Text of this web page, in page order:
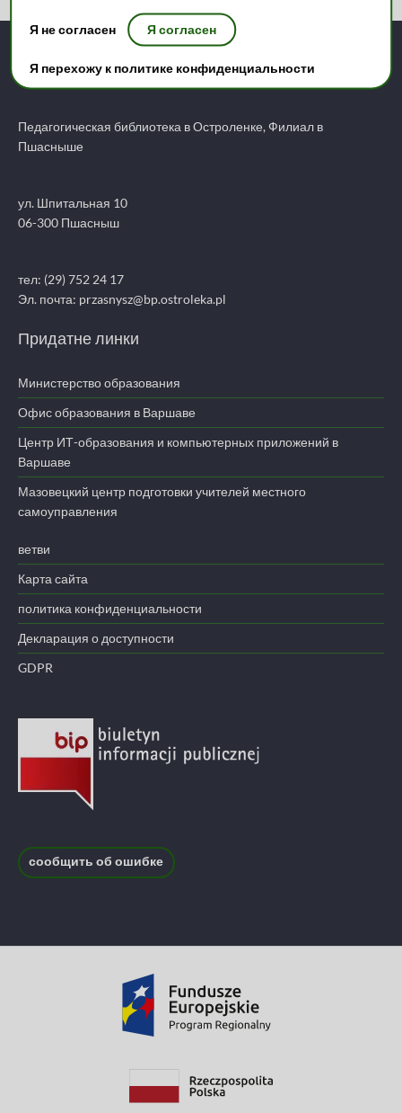
контакт:
Педагогическая библиотека в Остроленке, Филиал в
Пшасныше
ул. Шпитальная 10
06-300 Пшасныш
тел: (29) 752 24 17
Эл. почта: przasnysz@bp.ostroleka.pl
Придатне линки
Министерство образования
Офис образования в Варшаве
Центр ИТ-образования и компьютерных приложений в
Варшаве
Мазовецкий центр подготовки учителей местного
самоуправления
ветви
Карта сайта
политика конфиденциальности
Декларация о доступности
GDPR
сообщить об ошибке
Я не согласен Я согласен
Я перехожу к политике конфиденциальности